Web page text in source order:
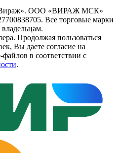
«Вираж». ООО «ВИРАЖ МСК»
Все торговые марки
Продолжая пользоваться
Вы даете согласие на
в соответствии с
.